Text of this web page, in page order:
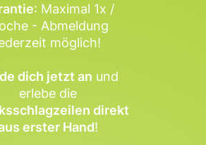
: Maximal 1x /
- Abmeldung
möglich!
dich jetzt an und
erlebe die
direkt
erster Hand!